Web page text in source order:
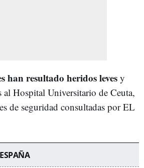
han resultado heridos leves y
al Hospital Universitario de Ceuta,
de seguridad consultadas por EL